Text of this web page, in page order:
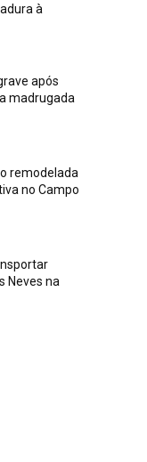
à
após
madrugada
remodelada
no Campo
Neves na